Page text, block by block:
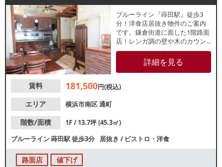
ブルーライン『蒔田駅』徒歩3
分！洋食店居抜き物件のご案内
です。鎌倉街道に面した1階路面
店！レンガ調の壁や木のカウン
ターで温かみのある雰囲気の内
装です。地域密着型の営業にお
すすめの物件！お気軽にお問い
詳細を見る
賃料 181,500円(税込)
エリア
横浜市南区通町
階数/面積
1F / 13.7坪 (45.3㎡)
ブルーライン蒔田駅徒歩3分 居抜き / ビストロ・洋食
路面店 値下げ